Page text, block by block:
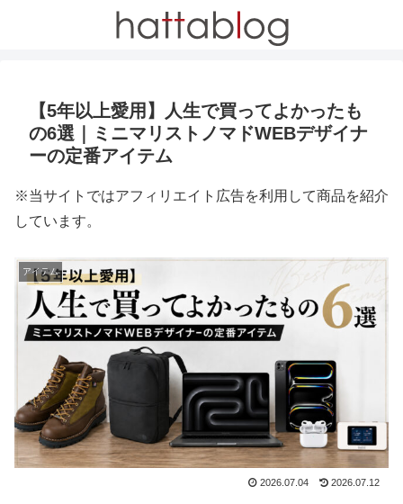
【5年以上愛用】人生で買ってよかったも
の6選｜ミニマリストノマドWEBデザイナ
ーの定番アイテム
※当サイトではアフィリエイト広告を利用して商品を紹介
しています。
アイテム
2026.07.04 2026.07.12